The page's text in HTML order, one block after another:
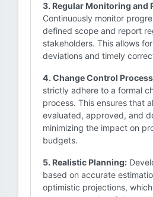
3. Regular Monitoring and
Continuously monitor
defined scope and report
stakeholders. This allows
deviations and timely
4. Change Control
strictly adhere to a formal
process. This ensures that
evaluated, approved, and
minimizing the impact on
budgets.
5. Realistic Planning:
based on accurate
optimistic projections,